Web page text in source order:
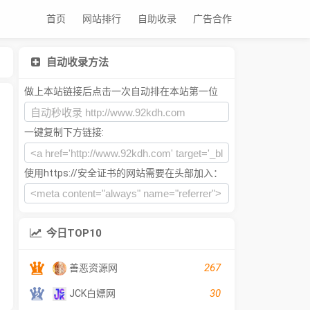
首页 网站排行 自助收录 广告合作
自动收录方法
做上本站链接后点击一次自动排在本站第一位
一键复制下方链接:
使用https://安全证书的网站需要在头部加入：
今日TOP10
善恶资源网 267
JCK白嫖网 30